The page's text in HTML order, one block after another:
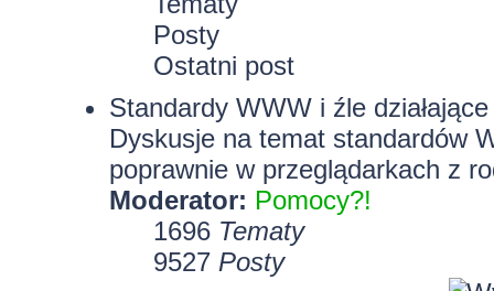
Posty
Ostatni post
Standardy WWW i źle
Dyskusje na temat standardów
poprawnie w przeglądarkach z
Moderator: Pomocy?!
1696 Tematy
9527 Posty